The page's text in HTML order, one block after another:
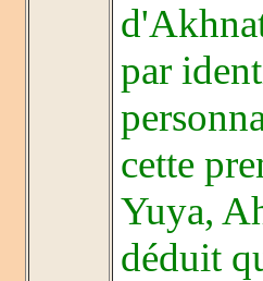
par
cette
Yuya,
déduit